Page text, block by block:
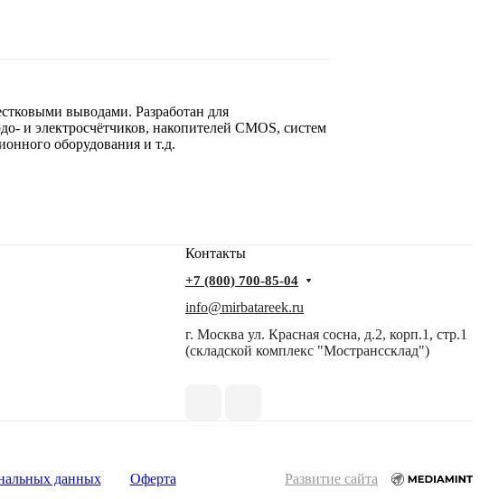
выводами. Разработан для
и электросчётчиков, накопителей CMOS, систем
оборудования и т.д.
Контакты
+7 (800) 700-85-04
info@mirbatareek.ru
г. Москва ул. Красная сосна, д.2, корп.1, стр.1
(складской комплекс "Мостранссклад")
данных Оферта Развитие сайта